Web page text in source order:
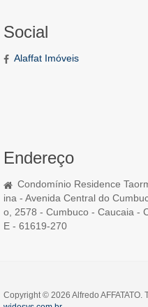
Social
Alaffat Imóveis
Endereço
Condomínio Residence
ina - Avenida Central do
o, 2578 - Cumbuco - Caucaia -
E - 61619-270
Copyright © 2026 Alfredo AFFATATO.